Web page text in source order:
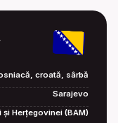
croată, sârbă
Sarajevo
Herțegovinei (BAM)